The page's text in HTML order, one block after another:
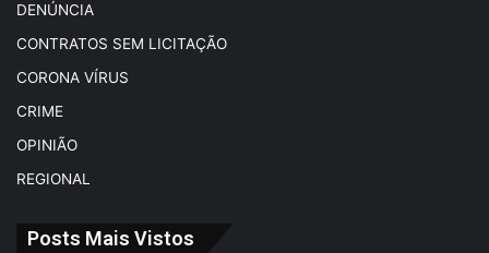
DENÚNCIA
CONTRATOS SEM LICITAÇÃO
CORONA VÍRUS
CRIME
OPINIÃO
REGIONAL
Posts Mais Vistos